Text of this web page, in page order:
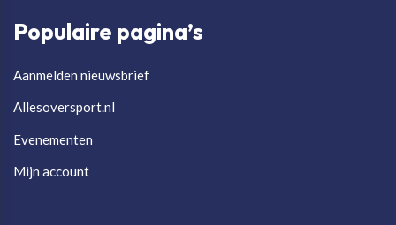
Populaire pagina’s
Aanmelden nieuwsbrief
Allesoversport.nl
Evenementen
Mijn account